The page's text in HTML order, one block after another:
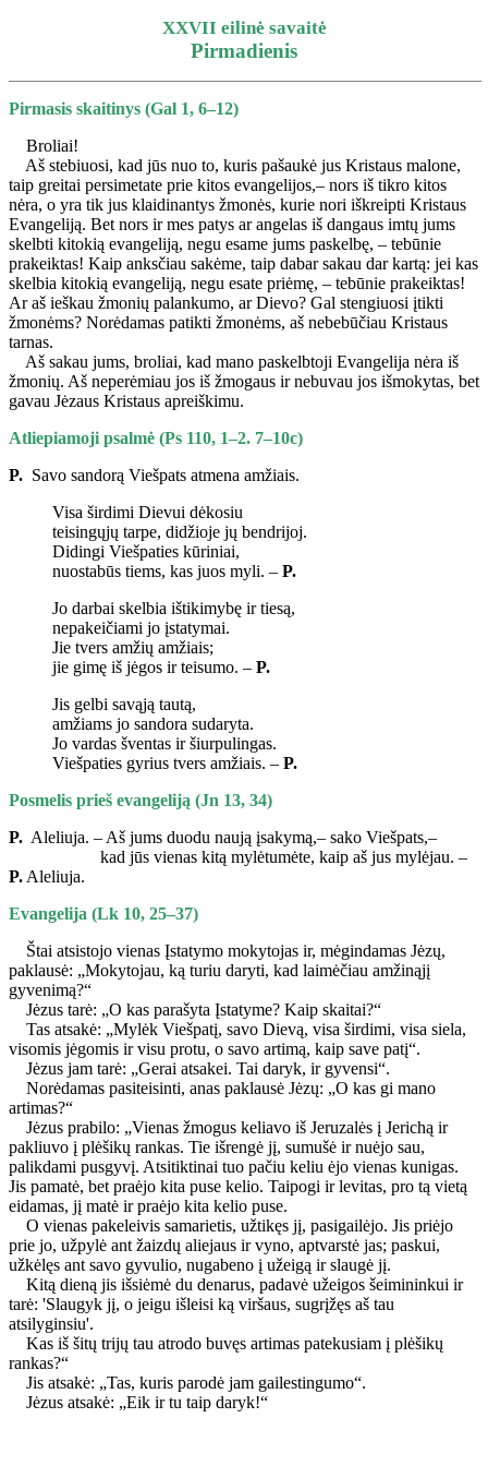
XXVII eilinė savaitė
Pirmadienis
Pirmasis skaitinys (Gal 1, 6–12)
Broliai!
Aš stebiuosi, kad jūs nuo to, kuris pašaukė jus Kristaus malone,
taip greitai persimetate prie kitos evangelijos,– nors iš tikro kitos
nėra, o yra tik jus klaidinantys žmonės, kurie nori iškreipti Kristaus
Evangeliją. Bet nors ir mes patys ar angelas iš dangaus imtų jums
skelbti kitokią evangeliją, negu esame jums paskelbę, – tebūnie
prakeiktas! Kaip anksčiau sakėme, taip dabar sakau dar kartą: jei kas
skelbia kitokią evangeliją, negu esate priėmę, – tebūnie prakeiktas!
Ar aš ieškau žmonių palankumo, ar Dievo? Gal stengiuosi įtikti
žmonėms? Norėdamas patikti žmonėms, aš nebebūčiau Kristaus
tarnas.
Aš sakau jums, broliai, kad mano paskelbtoji Evangelija nėra iš
žmonių. Aš neperėmiau jos iš žmogaus ir nebuvau jos išmokytas, bet
gavau Jėzaus Kristaus apreiškimu.
Atliepiamoji psalmė (Ps 110, 1–2. 7–10c)
P. Savo sandorą Viešpats atmena amžiais.
Visa širdimi Dievui dėkosiu
teisingųjų tarpe, didžioje jų bendrijoj.
Didingi Viešpaties kūriniai,
nuostabūs tiems, kas juos myli. – P.
Jo darbai skelbia ištikimybę ir tiesą,
nepakeičiami jo įstatymai.
Jie tvers amžių amžiais;
jie gimę iš jėgos ir teisumo. – P.
Jis gelbi savąją tautą,
amžiams jo sandora sudaryta.
Jo vardas šventas ir šiurpulingas.
Viešpaties gyrius tvers amžiais. – P.
Posmelis prieš evangeliją (Jn 13, 34)
P. Aleliuja. – Aš jums duodu naują įsakymą,– sako Viešpats,–
kad jūs vienas kitą mylėtumėte, kaip aš jus mylėjau. –
P. Aleliuja.
Evangelija (Lk 10, 25–37)
Štai atsistojo vienas Įstatymo mokytojas ir, mėgindamas Jėzų,
paklausė: „Mokytojau, ką turiu daryti, kad laimėčiau amžinąjį
gyvenimą?“
Jėzus tarė: „O kas parašyta Įstatyme? Kaip skaitai?“
Tas atsakė: „Mylėk Viešpatį, savo Dievą, visa širdimi, visa siela,
visomis jėgomis ir visu protu, o savo artimą, kaip save patį“.
Jėzus jam tarė: „Gerai atsakei. Tai daryk, ir gyvensi“.
Norėdamas pasiteisinti, anas paklausė Jėzų: „O kas gi mano
artimas?“
Jėzus prabilo: „Vienas žmogus keliavo iš Jeruzalės į Jerichą ir
pakliuvo į plėšikų rankas. Tie išrengė jį, sumušė ir nuėjo sau,
palikdami pusgyvį. Atsitiktinai tuo pačiu keliu ėjo vienas kunigas.
Jis pamatė, bet praėjo kita puse kelio. Taipogi ir levitas, pro tą vietą
eidamas, jį matė ir praėjo kita kelio puse.
O vienas pakeleivis samarietis, užtikęs jį, pasigailėjo. Jis priėjo
prie jo, užpylė ant žaizdų aliejaus ir vyno, aptvarstė jas; paskui,
užkėlęs ant savo gyvulio, nugabeno į užeigą ir slaugė jį.
Kitą dieną jis išsiėmė du denarus, padavė užeigos šeimininkui ir
tarė: 'Slaugyk jį, o jeigu išleisi ką viršaus, sugrįžęs aš tau
atsilyginsiu'.
Kas iš šitų trijų tau atrodo buvęs artimas patekusiam į plėšikų
rankas?“
Jis atsakė: „Tas, kuris parodė jam gailestingumo“.
Jėzus atsakė: „Eik ir tu taip daryk!“